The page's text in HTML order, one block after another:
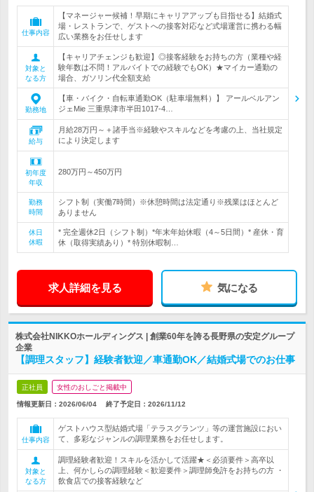
仕事内容
【マネージャー候補！早期にキャリアアップも目指せる】結婚式
場・レストランで、ゲストへの接客対応など式場運営に携わる幅
広い業務をお任せします
対象と
なる方
【キャリアチェンジも歓迎】◎接客経験をお持ちの方（業種や経
験年数は不問！アルバイトでの経験でもOK）★マイカー通勤の
場合、ガソリン代全額支給
勤務地
【車・バイク・自転車通勤OK（駐車場無料）】 アールベルアン
ジェMie 三重県津市半田1017-4…
給与
月給28万円～＋諸手当※経験やスキルなどを考慮の上、当社規定
により決定します
初年度
年収
280万円～450万円
勤務
時間
シフト制（実働7時間）※休憩時間は法定通り※残業はほとんど
ありません
休日
休暇
* 完全週休2日（シフト制）*年末年始休暇（4～5日間）* 産休・育
休（取得実績あり）* 特別休暇制…
求人詳細を見る 気になる
株式会社NIKKOホールディングス | 創業60年を誇る長野県の安定グループ
企業
【調理スタッフ】経験者歓迎／車通勤OK／結婚式場でのお仕事
正社員 女性のおしごと掲載中
情報更新日：2026/06/04 終了予定日： 2026/11/12
仕事内容
ゲストハウス型結婚式場「テラスグランツ」等の運営施設におい
て、多彩なジャンルの調理業務をお任せします。
対象と
なる方
調理経験者歓迎！スキルを活かして活躍★＜必須要件＞高卒以
上、何かしらの調理経験＜歓迎要件＞調理師免許をお持ちの方 ・
飲食店での接客経験など